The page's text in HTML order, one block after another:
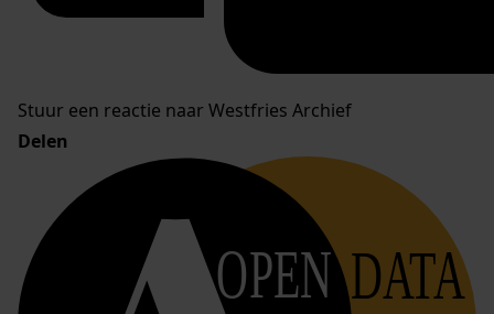
Stuur een reactie naar Westfries Archief
Delen
OPEN DATA